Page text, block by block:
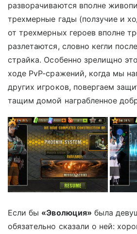
разворачиваются вполне
трехмерные гады (ползучие и
от трехмерных героев вполне
разлетаются, словно кегли
страйка. Особенно зрелищно
ходе PvP-сражений, когда мы
других игроков, повергаем
тащим домой награбленное
Если бы «Эволюция» была
обязательно сказали о ней: